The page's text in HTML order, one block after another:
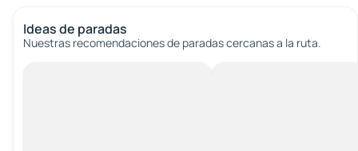
Ideas de paradas
Nuestras recomendaciones de paradas cercanas a la ruta.